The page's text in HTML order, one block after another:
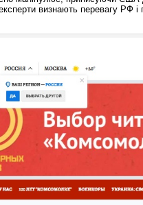
визнають перевагу РФ і